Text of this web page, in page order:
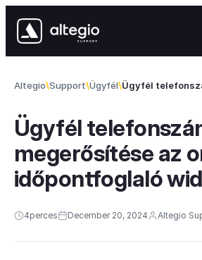
Altegio Support Ügyfél Ügyfél
Ügyfél
megerősítése az
időpontfoglaló
4perces December 20, 2024 Altegio